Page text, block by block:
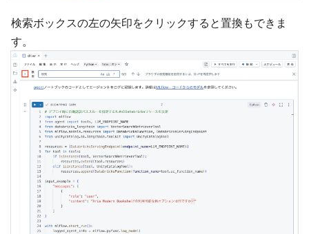
検索ボックスの左の矢印をクリックすると置換もできま
す。